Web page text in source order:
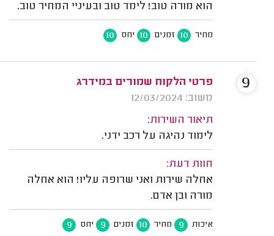
הוא מורה טוב! לימד טוב ובעיניי המחיר טוב.
מחיר 10 זמנים 10 יחס 10
פרטי הלקוח שמורים במידרג
משוב: 12/03/2024
תיאור השירות:
לימוד נהיגה על רכב ידני.
חוות דעת:
אחלה שירות ואני שרופה עליו! הוא אחלה
מורה ובן אדם.
איכות 9 מחיר 10 זמנים 9 יחס 9
9